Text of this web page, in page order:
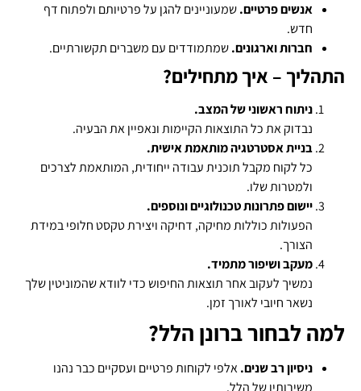
אנשים פרטיים.שמעוניינים להגן על פרטיותם ולפתוח דף
חדש.
חברות וארגונים.שמתמודדים עם משברים תקשורתיים.
התהליך – איך מתחילים?
ניתוח ראשוני של המצב.
נבדוק את כל התוצאות הקיימות ונאפיין את הבעיה.
בניית אסטרטגיה מותאמת אישית.
כל לקוח מקבל תוכנית עבודה ייחודית, המותאמת לצרכים
ולמטרות שלו.
יישום פתרונות טכנולוגיים ונוספים.
הפעולות כוללות מחיקה, דחיקה ויצירת טקסט חלופי במידת
הצורך.
מעקב ושיפור מתמיד.
נמשיך לעקוב אחר תוצאות החיפוש כדי לוודא שהמוניטין שלך
נשאר חיובי לאורך זמן.
למה לבחור ברונן הלל?
ניסיון רב שנים.אלפי לקוחות פרטיים ועסקיים כבר נהנו